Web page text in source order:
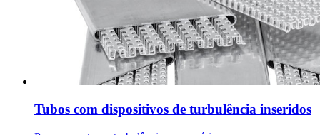
Tubos com dispositivos de turbulência inseridos